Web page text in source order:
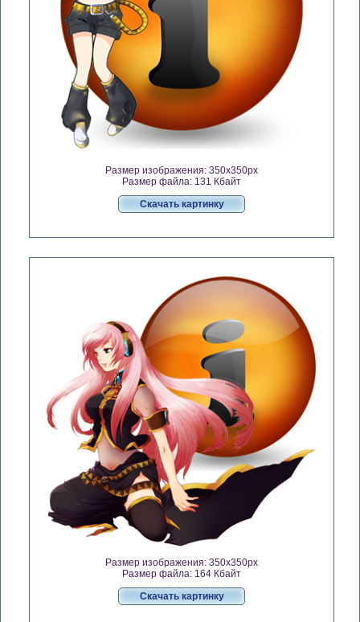
Размер изображения: 350x350px
Размер файла: 131 Кбайт
Скачать картинку
Размер изображения: 350x350px
Размер файла: 164 Кбайт
Скачать картинку